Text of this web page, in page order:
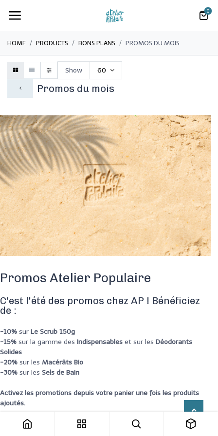
0
HOME PRODUCTS BONS PLANS PROMOS DU MOIS
Promos du mois
Show 60
Promos Atelier Populaire
C'est l'été des promos chez AP ! Bénéficiez
de :
-10% sur Le Scrub 150g
-15% sur la gamme des Indispensables et sur les Déodorants
Solides
-20% sur les Macérâts Bio
-30% sur les Sels de Bain
Activez les promotions depuis votre panier une fois les produits
ajoutés.